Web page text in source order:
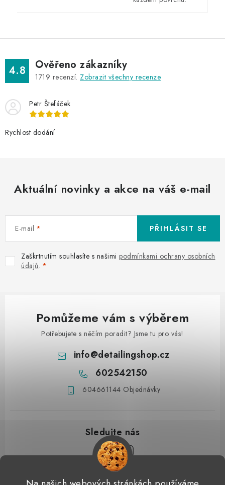
4.8 Ověřeno zákazníky
1719 recenzí. Zobrazit všechny recenze
Petr Štefáček
Rychlost dodání
Aktuální novinky a akce na váš e-mail
E-mail
Zaškrtnutím souhlasíte s našimi podmínkami ochrany osobních
údajů.
PŘIHLÁSIT SE
Pomůžeme vám s výběrem
Potřebujete s něčím poradit? Jsme tu pro vás!
info@detailingshop.cz
602542150
604661144 Objednávky